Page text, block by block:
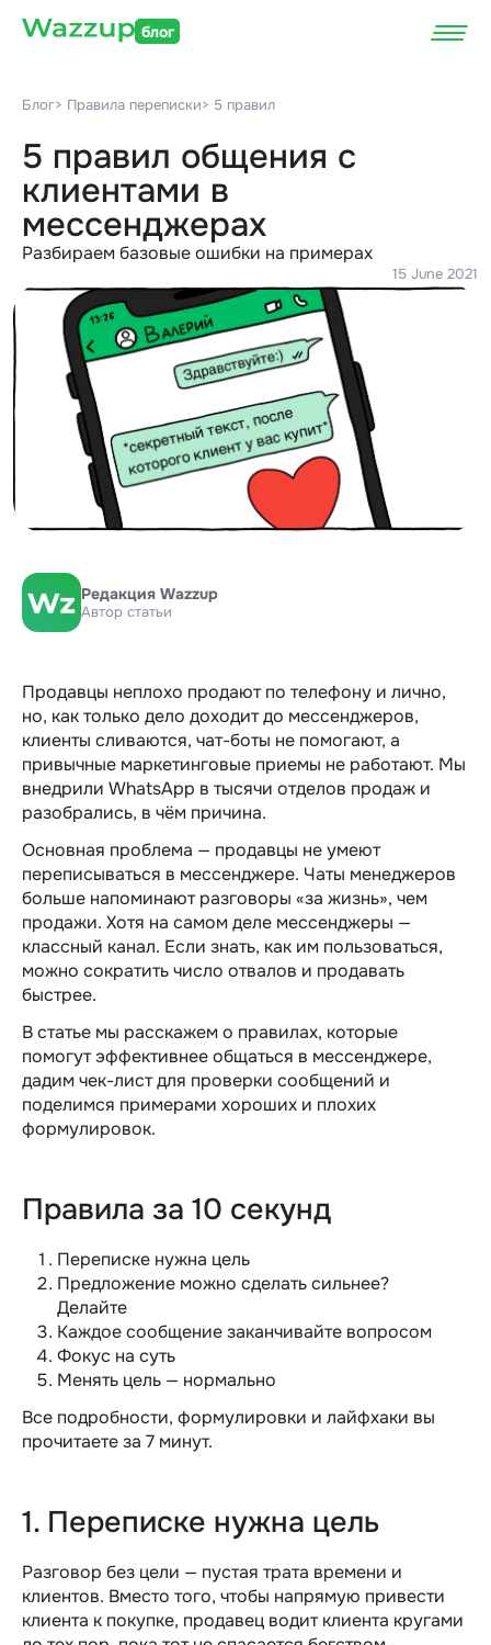
блог
Блог> Правила переписки> 5 правил
5 правил общения с
клиентами в
мессенджерах
Разбираем базовые ошибки на примерах
15 June 2021
Редакция Wazzup
Автор статьи
Продавцы неплохо продают по телефону и лично,
но, как только дело доходит до мессенджеров,
клиенты сливаются, чат-боты не помогают, а
привычные маркетинговые приемы не работают. Мы
внедрили WhatsApp в тысячи отделов продаж и
разобрались, в чём причина.
Основная проблема — продавцы не умеют
переписываться в мессенджере. Чаты менеджеров
больше напоминают разговоры «за жизнь», чем
продажи. Хотя на самом деле мессенджеры —
классный канал. Если знать, как им пользоваться,
можно сократить число отвалов и продавать
быстрее.
В статье мы расскажем о правилах, которые
помогут эффективнее общаться в мессенджере,
дадим чек-лист для проверки сообщений и
поделимся примерами хороших и плохих
формулировок.
Правила за 10 секунд
Переписке нужна цель
Предложение можно сделать сильнее?
Делайте
Каждое сообщение заканчивайте вопросом
Фокус на суть
Менять цель — нормально
Все подробности, формулировки и лайфхаки вы
прочитаете за 7 минут.
1. Переписке нужна цель
Разговор без цели — пустая трата времени и
клиентов. Вместо того, чтобы напрямую привести
клиента к покупке, продавец водит клиента кругами